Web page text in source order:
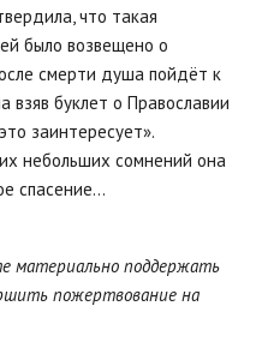
что такая
было возвещено о
смерти душа пойдёт к
взяв буклет о Православии
заинтересует».
небольших сомнений она
спасение…
материально поддержать
пожертвование на